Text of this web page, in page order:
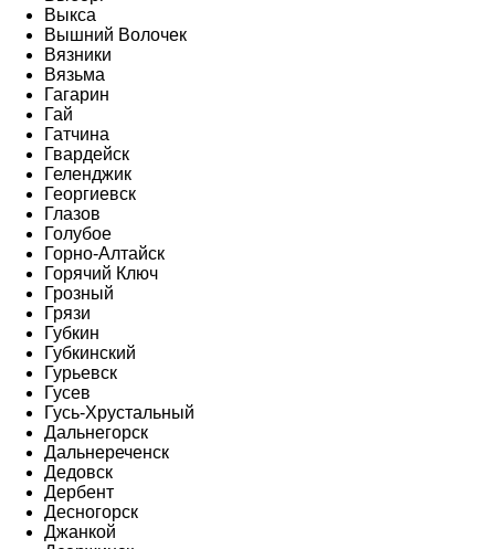
Выкса
Вышний Волочек
Вязники
Вязьма
Гагарин
Гай
Гатчина
Гвардейск
Геленджик
Георгиевск
Глазов
Голубое
Горно-Алтайск
Горячий Ключ
Грозный
Грязи
Губкин
Губкинский
Гурьевск
Гусев
Гусь-Хрустальный
Дальнегорск
Дальнереченск
Дедовск
Дербент
Десногорск
Джанкой